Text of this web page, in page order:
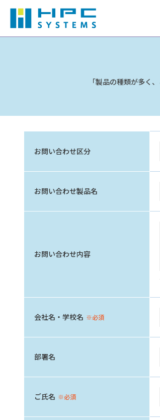
「製品の種類が多く
お問い合わせ区分
お問い合わせ製品名
お問い合わせ内容
会社名・学校名 ※必須
部署名
ご氏名 ※必須